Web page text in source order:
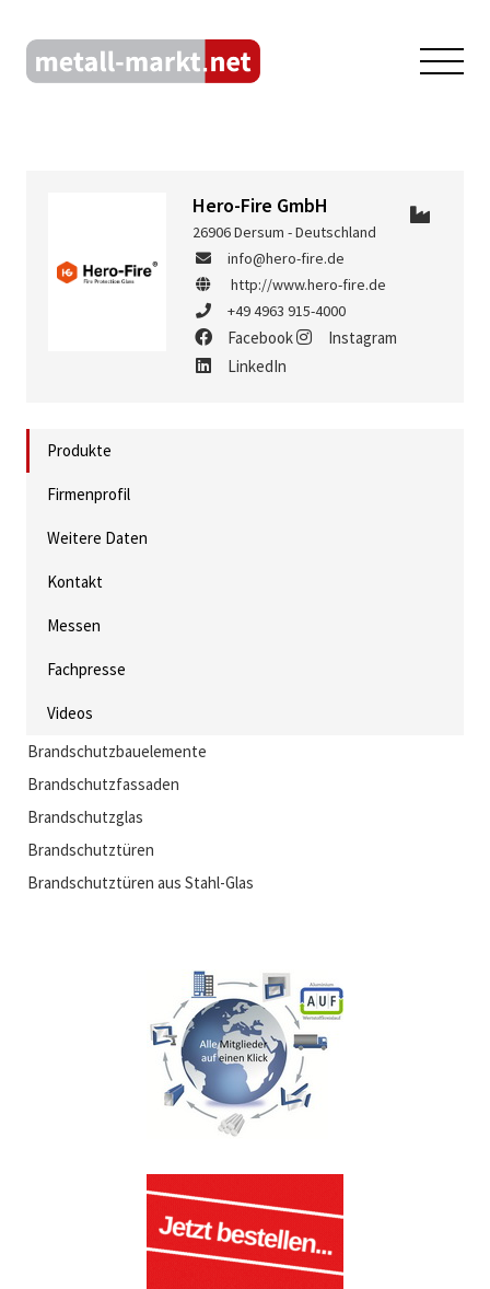
Hero-Fire GmbH
26906 Dersum - Deutschland
info@hero-fire.de
http://www.hero-fire.de
+49 4963 915-4000
Facebook
Instagram
LinkedIn
Produkte
Firmenprofil
Weitere Daten
Kontakt
Messen
Fachpresse
Videos
Brandschutzbauelemente
Brandschutzfassaden
Brandschutzglas
Brandschutztüren
Brandschutztüren aus Stahl-Glas